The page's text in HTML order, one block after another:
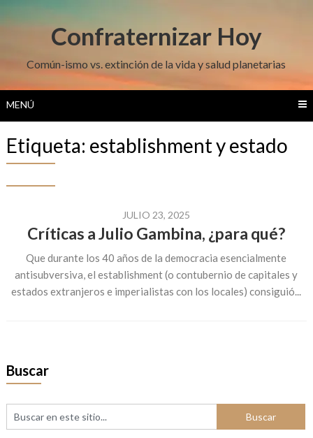
Confraternizar Hoy
Común-ismo vs. extinción de la vida y salud planetarias
MENÚ
Etiqueta: establishment y estado
JULIO 23, 2025
Críticas a Julio Gambina, ¿para qué?
Que durante los 40 años de la democracia esencialmente
antisubversiva, el establishment (o contubernio de capitales y
estados extranjeros e imperialistas con los locales) consiguió...
Buscar